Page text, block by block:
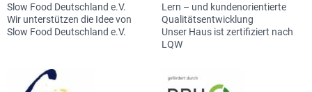
Slow Food Deutschland e.V.
Wir unterstützen die Idee von
Slow Food Deutschland e.V.
Lern – und kundenorientierte
Qualitätsentwicklung
Unser Haus ist zertifiziert nach
LQW